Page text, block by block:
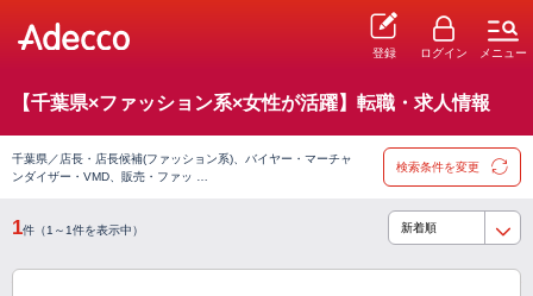
登録 ログイン メニュー
【千葉県×ファッション系×女性が活躍】転職・求人情報
千葉県／店長・店長候補(ファッション系)、バイヤー・マーチャ
ンダイザー・VMD、販売・ファッ …
検索条件を変更
1件（1～1件を表示中）